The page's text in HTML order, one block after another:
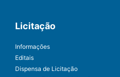
Licitação
Informações
Editais
Dispensa de Licitação